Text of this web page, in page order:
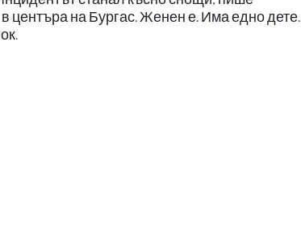
центъра на Бургас. Женен е. Има едно дете.